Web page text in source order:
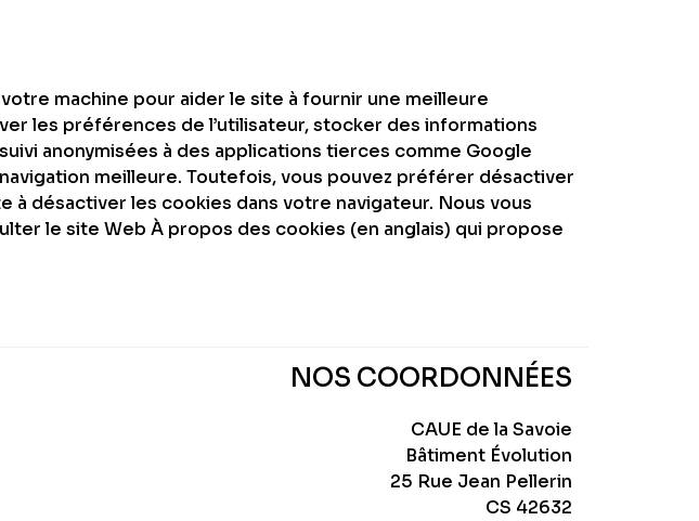
machine pour aider le site à fournir une meilleure
les préférences de l’utilisateur, stocker des informations
anonymisées à des applications tierces comme Google
meilleure. Toutefois, vous pouvez préférer désactiver
à désactiver les cookies dans votre navigateur. Nous vous
le site Web À propos des cookies (en anglais) qui propose
NOS COORDONNÉES
CAUE de la Savoie
Bâtiment Évolution
25 Rue Jean Pellerin
CS 42632